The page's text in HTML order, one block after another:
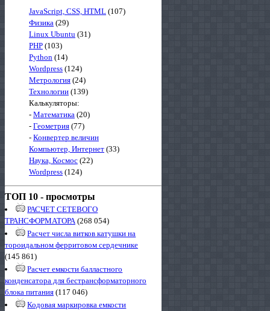
JavaScript, CSS, HTML (107)
Физика (29)
Linux Ubuntu (31)
PHP (103)
Python (14)
Wordpress (124)
Метрология (24)
Технологии (139)
Калькуляторы:
- Математика (20)
- Геометрия (77)
- Конвертер величин
Компьютер, Интернет (33)
Наука, Космос (22)
Wordpress (124)
ТОП 10 - просмотры
РАСЧЕТ СЕТЕВОГО
ТРАНСФОРМАТОРА(268 054)
Расчет числа витков катушки на
тороидальном ферритовом сердечнике
(145 861)
Расчет емкости балластного
конденсатора для бестрансформаторного
блока питания (117 046)
Кодовая маркировка емкости